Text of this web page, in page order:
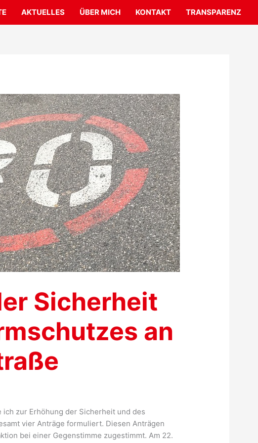
AKTUELLES ÜBER MICH KONTAKT TRANSPARENZ
Sicherheit
an
zur Erhöhung der Sicherheit und des
vier Anträge formuliert. Diesen Anträgen
bei einer Gegenstimme zugestimmt. Am 22.